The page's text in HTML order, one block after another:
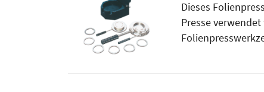
Dieses
Presse